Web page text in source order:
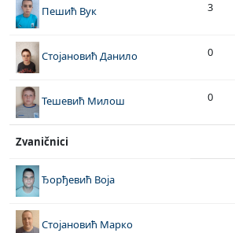
Пешић Вук 3
Стојановић Данило 0
Тешевић Милош 0
Zvaničnici
Ђорђевић Воја
Стојановић Марко